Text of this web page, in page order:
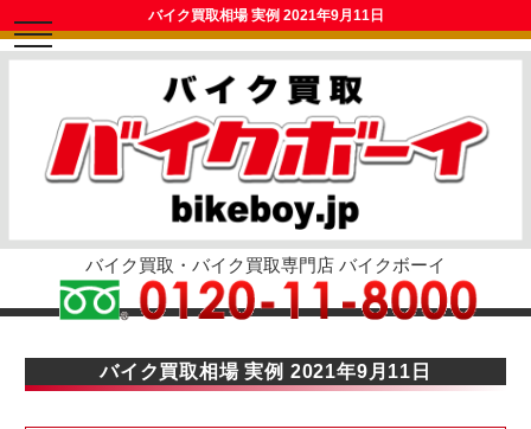
toggle
navigation
バイク買取相場 実例 2021年9月11日
バイク買取・バイク買取専門店 バイクボーイ
バイク買取相場 実例 2021年9月11日